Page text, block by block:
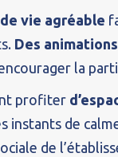
vie agréable
Des
la
profiter
instants de
de